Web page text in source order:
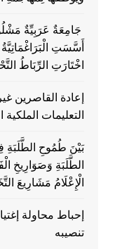
جَامِعَةٌ عَرَبِيِّةٌ
أَسَّسَتِ
اخْتَارَتِ الرِّبَاطُ
إعادة القاصرين
التعليمات
بَيْنَ طُمُوحِ الطَّلَبَةِ
الطَّلَبَةِ وَصَوَارِيخِ
الْإِعْلَامُ مَشَارِيعَ
إحباط محاولة
تنصيبه